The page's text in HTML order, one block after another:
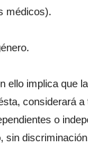
médicos).
ello implica que
considerará a
o
sin